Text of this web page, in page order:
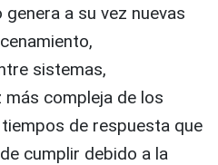
a su vez nuevas
sistemas,
compleja de los
de respuesta que
cumplir debido a la